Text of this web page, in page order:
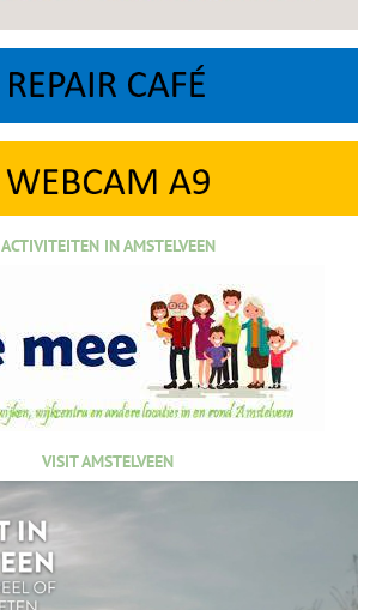
ACTIVITEITEN IN AMSTELVEEN
VISIT AMSTELVEEN